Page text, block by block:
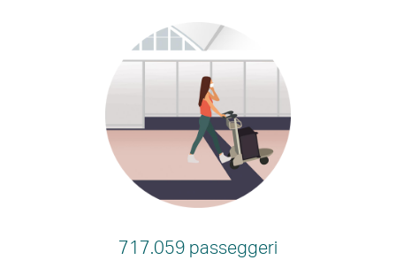
717.059 passeggeri